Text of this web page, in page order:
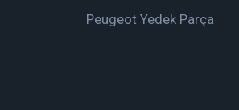
Peugeot Yedek Parça